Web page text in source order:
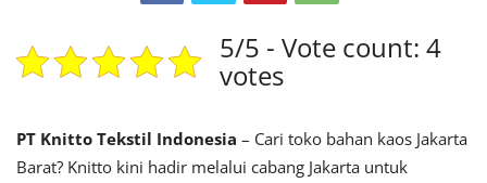
5/5 - Vote count: 4
votes
PT Knitto Tekstil Indonesia – Cari toko bahan kaos Jakarta
Barat? Knitto kini hadir melalui cabang Jakarta untuk